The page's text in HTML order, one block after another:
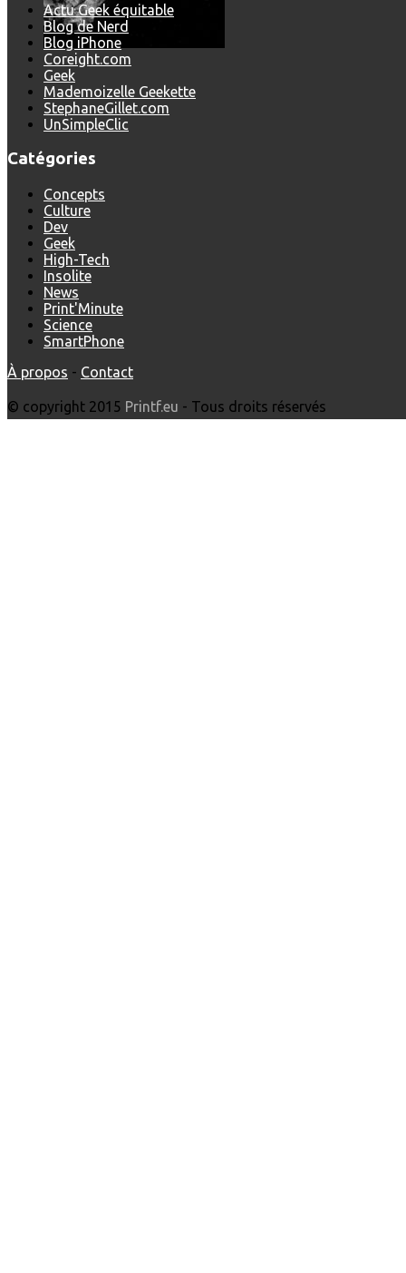
Actu Geek équitable
Blog de Nerd
Blog iPhone
Coreight.com
Geek
Mademoizelle Geekette
StephaneGillet.com
UnSimpleClic
Catégories
Concepts
Culture
Dev
Geek
High-Tech
Insolite
News
Print'Minute
Science
SmartPhone
À propos - Contact
© copyright 2015 Printf.eu - Tous droits réservés